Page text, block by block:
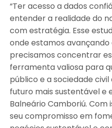
“Ter acesso a dados
entender a realidade do
com estratégia. Esse
onde estamos
precisamos concentrar
ferramenta valiosa para
público e a sociedade
futuro mais sustentável e
Balneário Camboriú. Com
seu compromisso em